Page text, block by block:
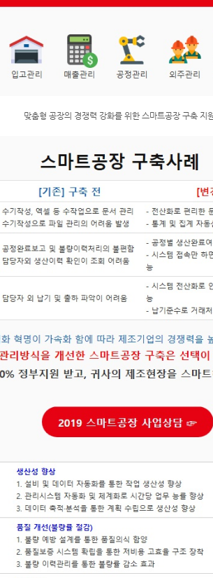
맞춤형 공장의 경쟁력 강화를 위한 스마트공장 구축 지